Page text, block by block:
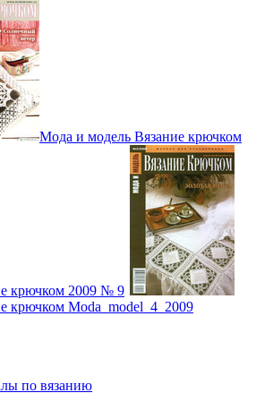
Мода и модель Вязание крючком
крючком 2009 № 9
крючком Moda_model_4_2009
по вязанию